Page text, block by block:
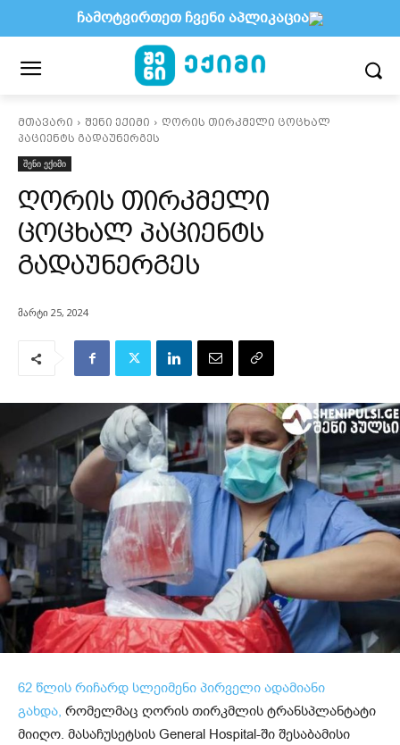
მთავარი შენი ექიმი
ღორის თირკმელი ცოცხალ
პაციენტს გადაუნერგეს
შენი ექიმი
ღორის თირკმელი
ცოცხალ პაციენტს
გადაუნერგეს
მარტი 25, 2024
62 წლის რიჩარდ სლეიმენი პირველი ადამიანი
გახდა, რომელმაც ღორის თირკმლის ტრანსპლანტატი
მიიღო. მასაჩუსეტსის General Hospital-ში შესაბამისი
ჩამოტვირთეთ ჩვენი აპლიკაცია